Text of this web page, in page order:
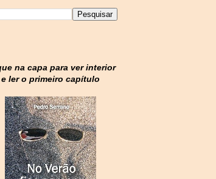
na capa para ver interior
e ler o primeiro capítulo